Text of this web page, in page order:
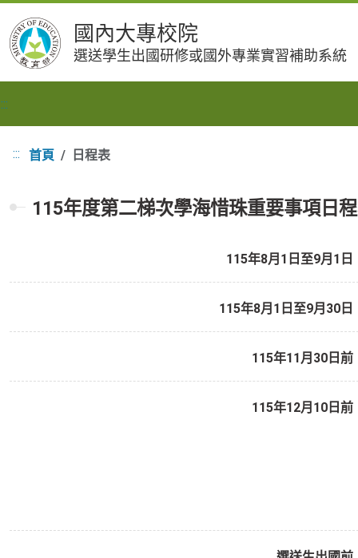
跳
到
主
要
國內大專校院
選送學生出國研修或國外專業實習補助系統
:::
::: 首頁 日程表
115年度第二梯次學海惜珠重要事項日
115年8月1日至9月1日
115年8月1日至9月30日
115年11月30日前
115年12月10日前